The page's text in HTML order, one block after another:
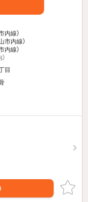
内線）
市内線）
内線）
目